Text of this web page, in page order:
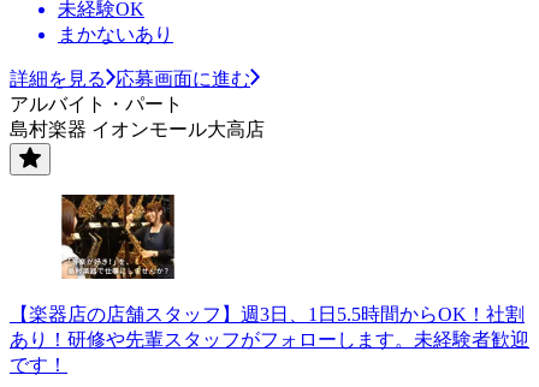
未経験OK
まかないあり
詳細を見る
応募画面に進む
アルバイト・パート
島村楽器 イオンモール大高店
【楽器店の店舗スタッフ】週3日、1日5.5時間からOK！社割
あり！研修や先輩スタッフがフォローします。未経験者歓迎
です！